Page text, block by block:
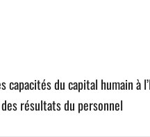
capacités du capital humain à
résultats du personnel